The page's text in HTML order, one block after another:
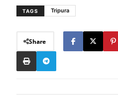
TAGS Tripura
Share